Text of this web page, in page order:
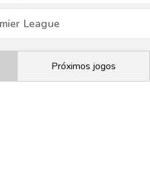
League
Próximos jogos